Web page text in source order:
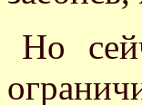
Но